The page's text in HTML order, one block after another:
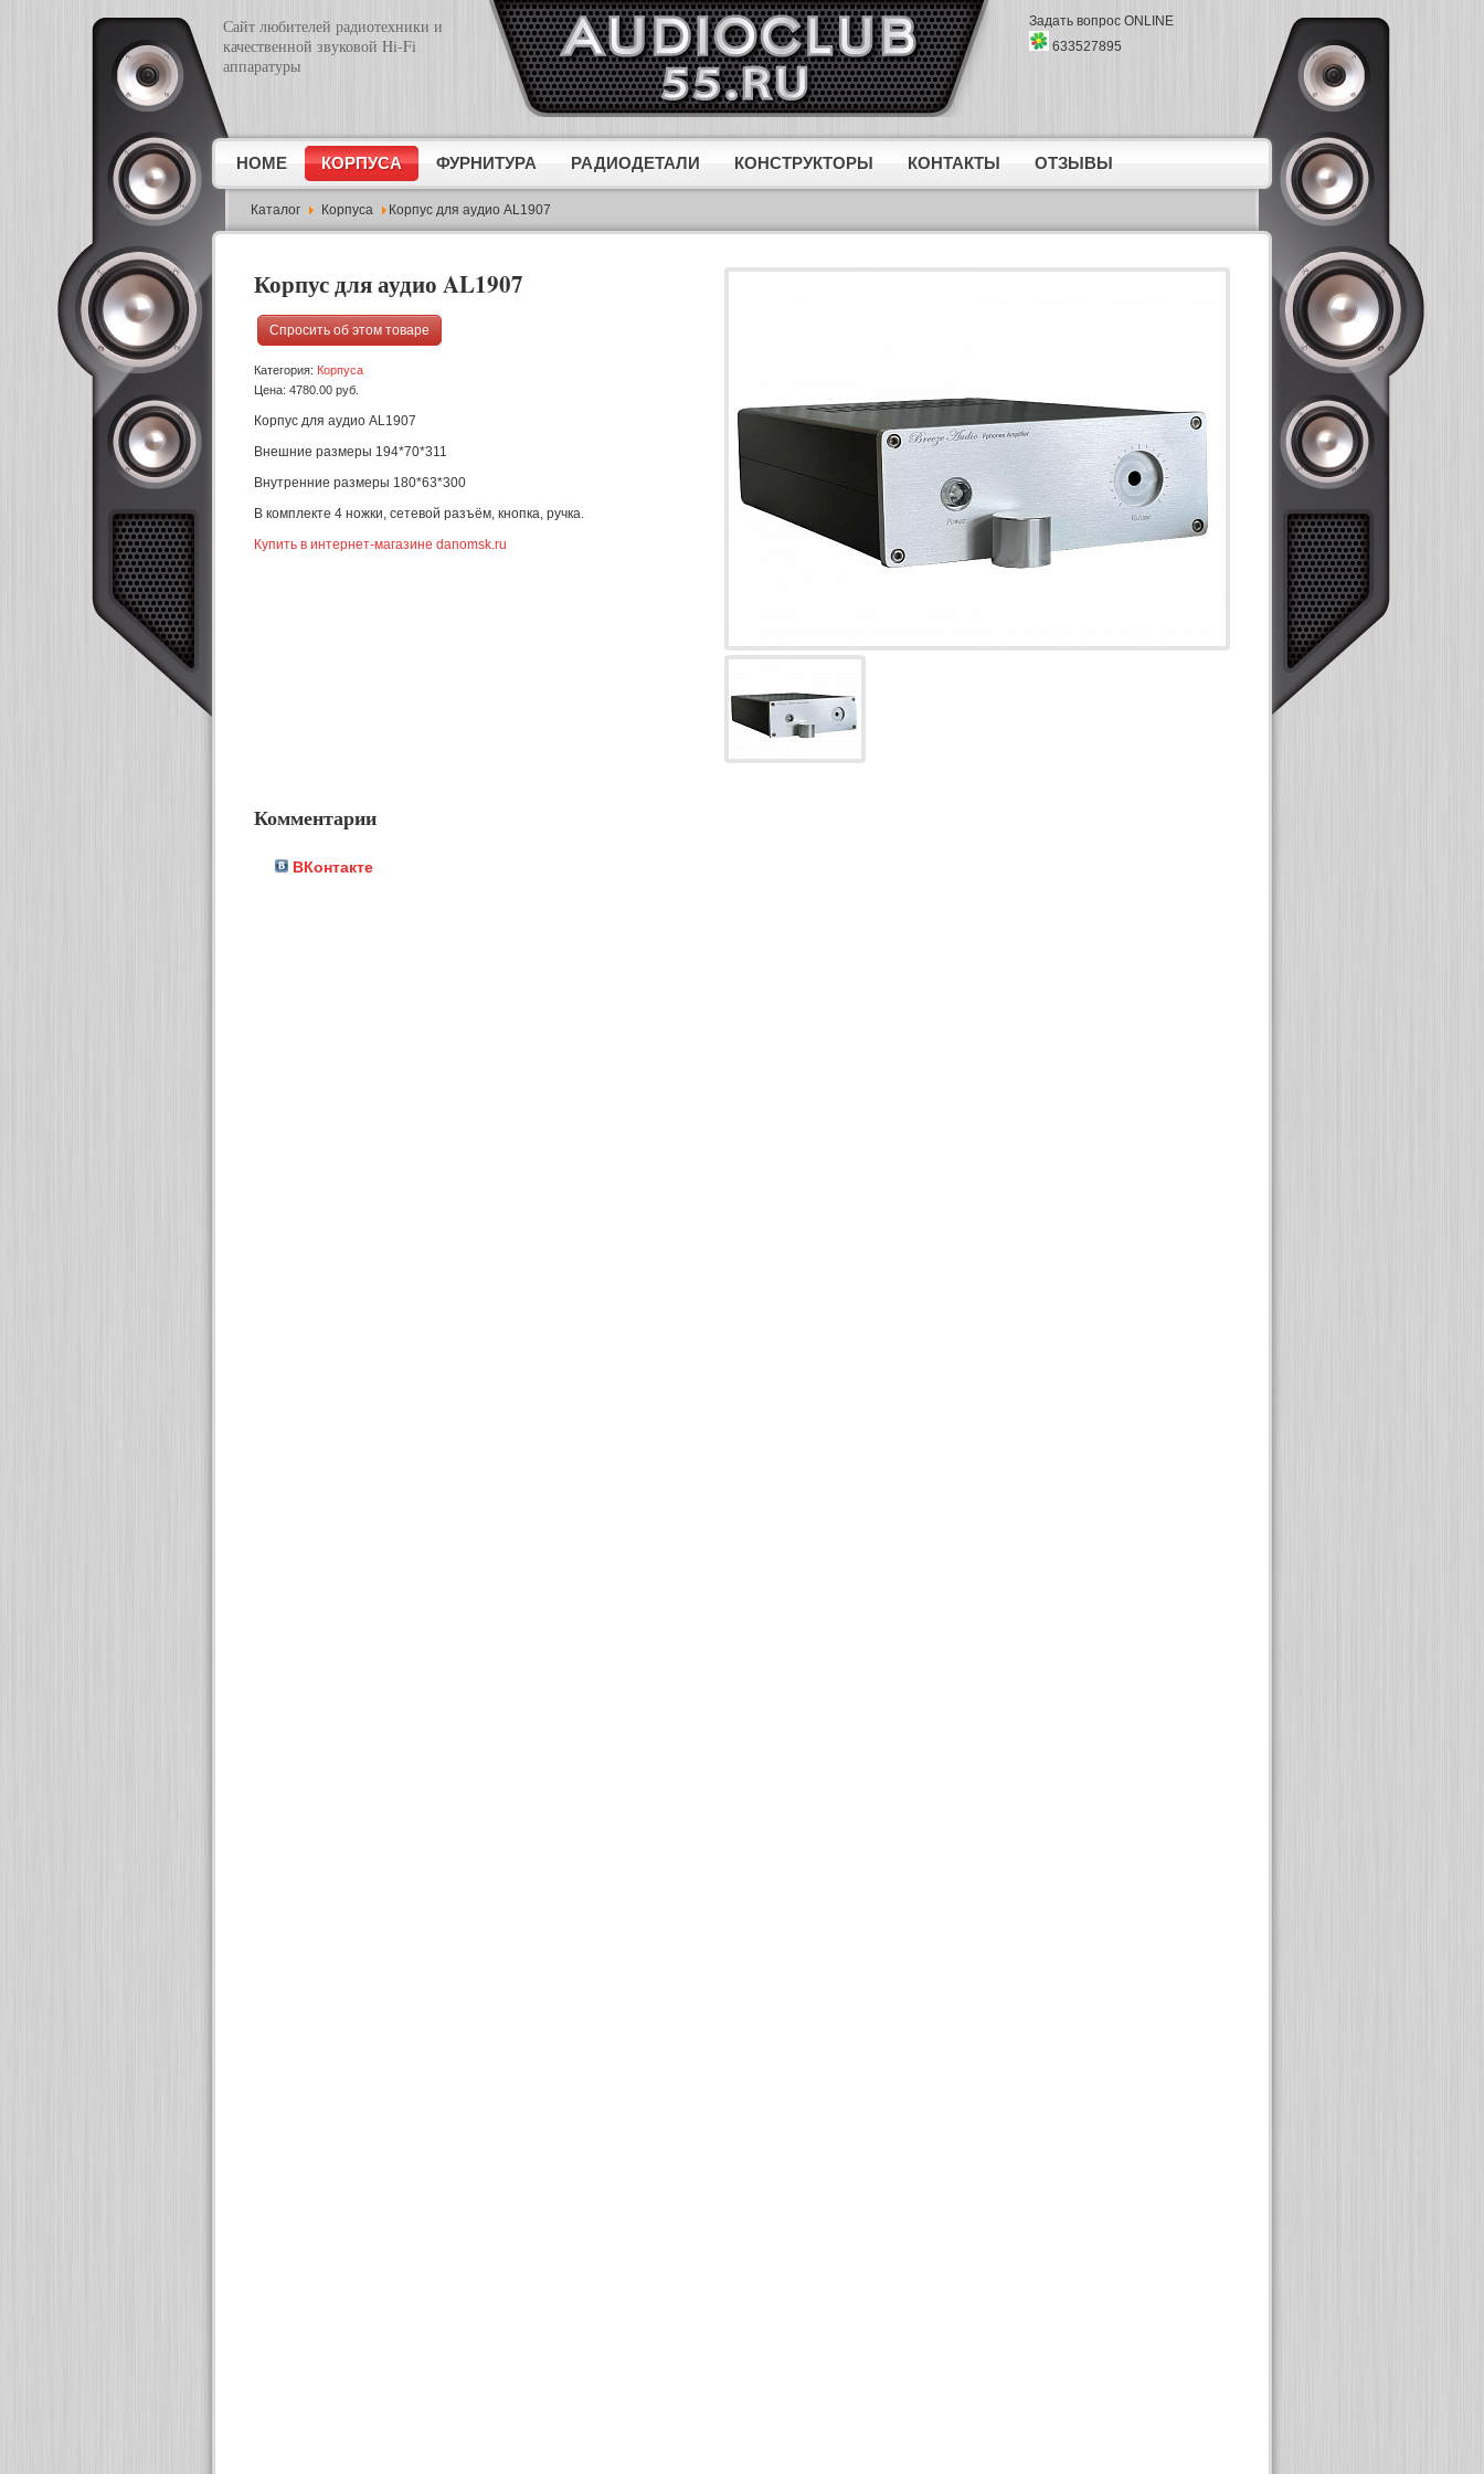
Сайт любителей радиотехники и
качественной звуковой Hi-Fi
аппаратуры
Задать вопрос ONLINE
633527895
HOME КОРПУСА ФУРНИТУРА РАДИОДЕТАЛИ КОНСТРУКТОРЫ КОНТАКТЫ ОТЗЫВЫ
Каталог Корпуса Корпус для аудио AL1907
Корпус для аудио AL1907
Спросить об этом товаре
Категория: Корпуса
Цена: 4780.00 руб.
Корпус для аудио AL1907
Внешние размеры 194*70*311
Внутренние размеры 180*63*300
В комплекте 4 ножки, сетевой разъём, кнопка, ручка.
Купить в интернет-магазине danomsk.ru
Спросить об этом товаре
Имя *
Сообщение*
Введите символы с картинки*
Отправить Закрыть форму
Комментарии
ВКонтакте